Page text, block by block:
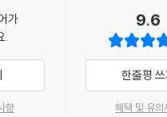
스, 딜란 베이커 등 전편의 멤버들
주며, '스파이더맨''이블 데드' 시리
. 상상조차 할 수 없는 박진감 넘치
어잡은 '스파이더맨'은 오리지널 스
스파이더맨, 온 몸이 모래로 만들
가
.
항
9.6
한줄평 쓰
혜택 및 유의